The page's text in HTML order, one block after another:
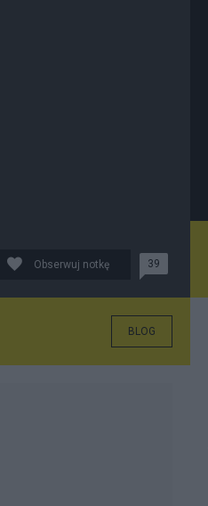
Obserwuj notkę 39
BLOG